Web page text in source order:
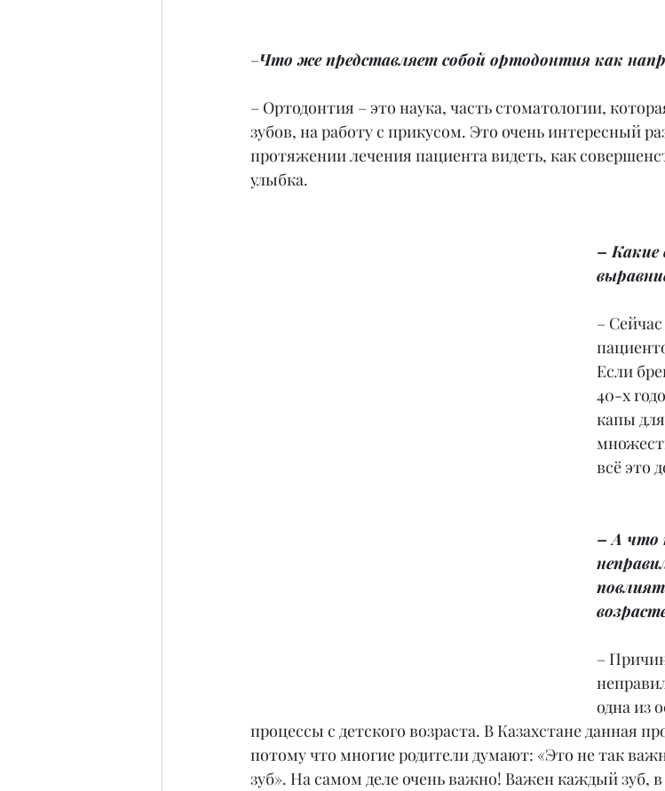
–Что же представляет собой ортодонтия как
– Ортодонтия – это наука, часть стоматологии,
зубов, на работу с прикусом. Это очень интересный
протяжении лечения пациента видеть, как
улыбка.
– Какие
–
Если
40-х
капы
всё это
– А что
–
одна из
процессы с детского возраста. В Казахстане данная
потому что многие родители думают: «Это не так
зуб». На самом деле очень важно! Важен каждый зуб,